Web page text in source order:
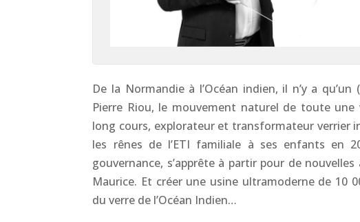
De la Normandie à l’Océan indien, il n’y a
Pierre Riou, le mouvement naturel de toute une
long cours, explorateur et transformateur verrier
les rênes de l’ETI familiale à ses enfants en
gouvernance, s’apprête à partir pour de
Maurice. Et créer une usine ultramoderne de 10
du verre de l’Océan Indien…